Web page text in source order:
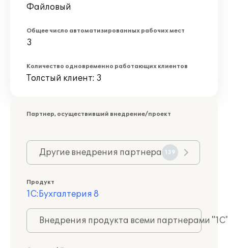
Файловый
Общее число автоматизированных рабочих мест
3
Количество одновременно работающих клиентов
Толстый клиент: 3
Партнер, осуществивший внедрение/проект
Другие внедрения партнера 139
Продукт
1С:Бухгалтерия 8
Внедрения продукта всеми партнерами